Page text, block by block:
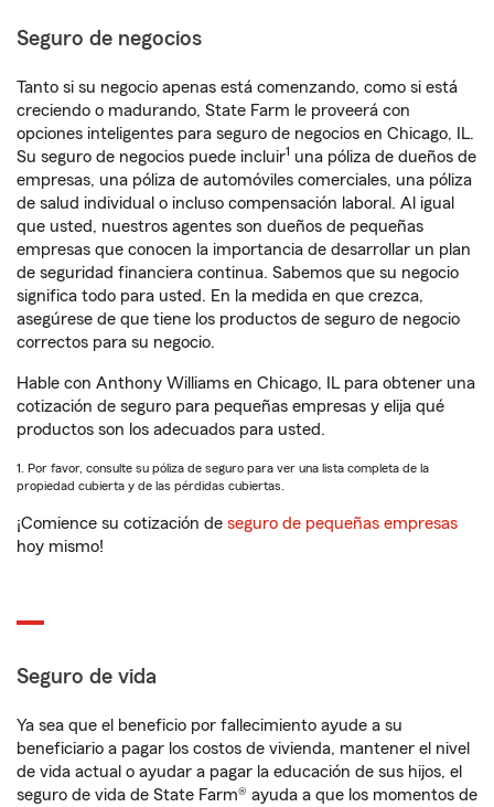
Seguro de negocios
Tanto si su negocio apenas está comenzando, como si está
creciendo o madurando, State Farm le proveerá con
opciones inteligentes para seguro de negocios en Chicago, IL.
Su seguro de negocios puede incluir1 una póliza de dueños de
empresas, una póliza de automóviles comerciales, una póliza
de salud individual o incluso compensación laboral. Al igual
que usted, nuestros agentes son dueños de pequeñas
empresas que conocen la importancia de desarrollar un plan
de seguridad financiera continua. Sabemos que su negocio
significa todo para usted. En la medida en que crezca,
asegúrese de que tiene los productos de seguro de negocio
correctos para su negocio.
Hable con Anthony Williams en Chicago, IL para obtener una
cotización de seguro para pequeñas empresas y elija qué
productos son los adecuados para usted.
1. Por favor, consulte su póliza de seguro para ver una lista completa de la
propiedad cubierta y de las pérdidas cubiertas.
¡Comience su cotización de seguro de pequeñas empresas
hoy mismo!
Seguro de vida
Ya sea que el beneficio por fallecimiento ayude a su
beneficiario a pagar los costos de vivienda, mantener el nivel
de vida actual o ayudar a pagar la educación de sus hijos, el
seguro de vida de State Farm® ayuda a que los momentos de